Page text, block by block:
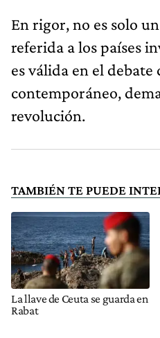
En rigor, no es solo
referida a los países
es válida en el
contemporáneo,
revolución.
TAMBIÉN TE PUEDE
La llave de Ceuta se guarda en
Rabat